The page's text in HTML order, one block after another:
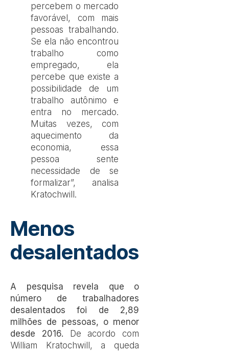
percebem o mercado
favorável, com mais
pessoas trabalhando.
Se ela não encontrou
trabalho como
empregado, ela
percebe que existe a
possibilidade de um
trabalho autônimo e
entra no mercado.
Muitas vezes, com
aquecimento da
economia, essa
pessoa sente
necessidade de se
formalizar”, analisa
Kratochwill.
Menos
desalentados
A pesquisa revela que o
número de trabalhadores
desalentados foi de 2,89
milhões de pessoas, o menor
desde 2016. De acordo com
William Kratochwill, a queda